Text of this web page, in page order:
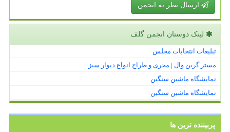
ارسال نظر به انجمن
لینک دوستان انجمن گلف
تبلیغات انتخابات مجلس
مستر گرین وال | مجری و طراح انواع دیوار سبز
نمایشگاه ماشین سنگین
نمایشگاه ماشین سنگین
پربیننده ترین ها